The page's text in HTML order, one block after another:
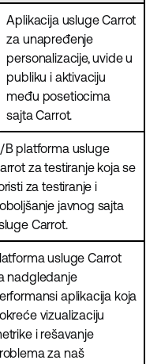
Aplikacija usluge Carrot
za unapređenje
personalizacije, uvide u
publiku i aktivaciju
među posetiocima
sajta Carrot.
B platforma usluge
za testiranje koja se
za testiranje i
javnog sajta
Carrot.
usluge Carrot
nadgledanje
aplikacija koja
vizualizaciju
i rešavanje
za naš